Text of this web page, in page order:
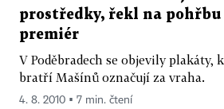
prostředky, řekl na pohřbu
premiér
V Poděbradech se objevily plakáty,
bratří Mašínů označují za vraha.
4. 8. 2010 ▪ 7 min. čtení